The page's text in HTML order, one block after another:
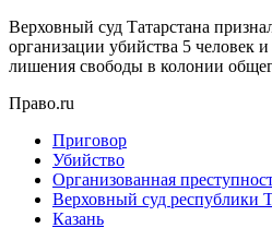
Верховный суд Татарстана
организации убийства 5 человек
лишения свободы в колонии
Право.ru
Приговор
Убийство
Организованная
Верховный суд республики
Казань